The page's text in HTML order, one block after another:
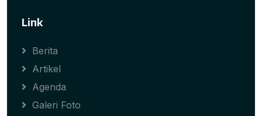
Link
Berita
Artikel
Agenda
Galeri Foto